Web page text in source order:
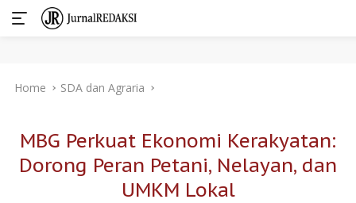
Home SDA dan Agraria
MBG Perkuat Ekonomi Kerakyatan:
Dorong Peran Petani, Nelayan, dan
UMKM Lokal